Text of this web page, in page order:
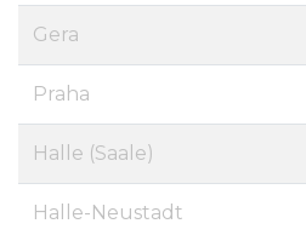
Gera
Praha
Halle (Saale)
Halle-Neustadt